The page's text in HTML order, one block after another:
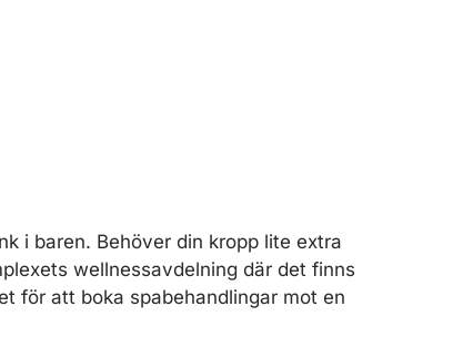
i baren. Behöver din kropp lite extra
wellnessavdelning där det finns
för att boka spabehandlingar mot en